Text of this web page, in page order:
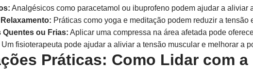
Analgésicos como paracetamol ou ibuprofeno podem ajudar a aliviar
Práticas como yoga e meditação podem reduzir a tensão
Quentes ou Frias: Aplicar uma compressa na área afetada pode
Um fisioterapeuta pode ajudar a aliviar a tensão muscular e melhorar a
Práticas: Como Lidar com a